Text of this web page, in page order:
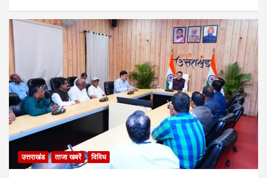
उत्तराखंड ताजा खबरें विविध